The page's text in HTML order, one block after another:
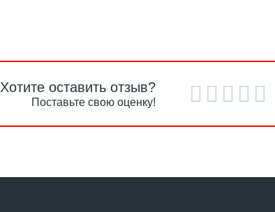
Хотите оставить отзыв?
Поставьте свою оценку!